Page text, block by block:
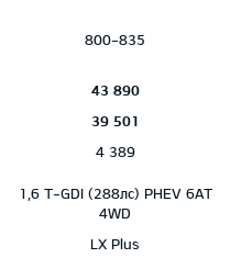
800-835
43 890
39 501
4 389
1,6 T-GDI (288лс) PHEV 6AT
4WD
LX Plus